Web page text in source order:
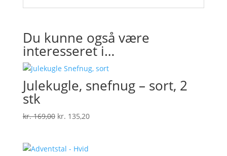
Du kunne også være
interesseret i…
Julekugle, snefnug – sort, 2
stk
kr.169,00 Den
var:
kr. 135,20Den